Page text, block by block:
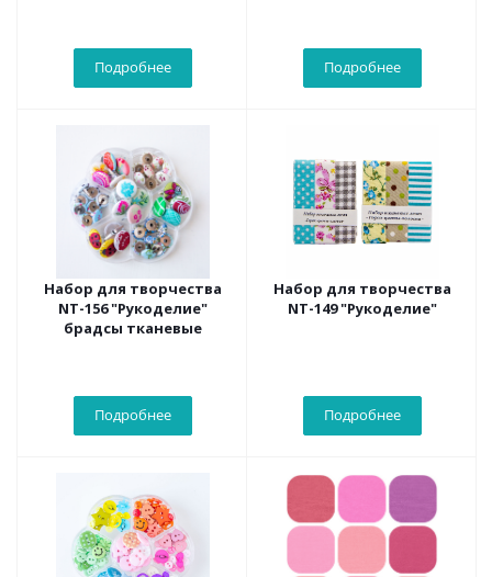
Подробнее Подробнее
Набор для творчества
NT-156 "Рукоделие"
брадсы тканевые
Подробнее
Набор для творчества
NT-149 "Рукоделие"
Подробнее